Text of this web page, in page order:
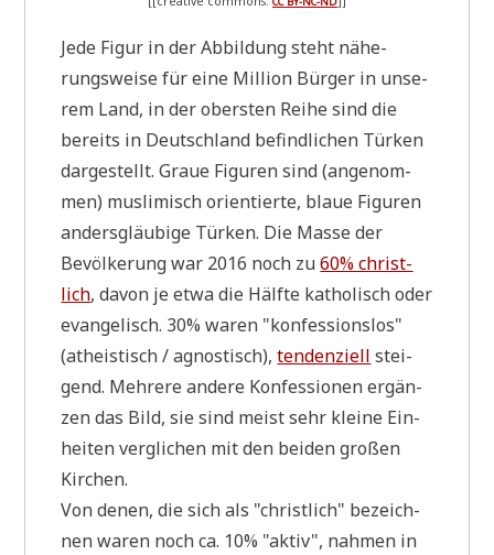
Jede Figur in der Abbil­dung steht nähe­
rungs­wei­se für eine Mil­li­on Bür­ger in unse­
rem Land, in der ober­sten Rei­he sind die
bereits in Deutsch­land befind­li­chen Tür­ken
dar­ge­stellt. Graue Figu­ren sind (ange­nom­
men) mus­li­misch ori­en­tier­te, blaue Figu­ren
anders­gläu­bi­ge Tür­ken. Die Mas­se der
Bevöl­ke­rung war 2016 noch zu60% christ­
lich, davon je etwa die Hälf­te katho­lisch oder
evan­ge­lisch. 30% waren "kon­fes­si­ons­los"
(athe­istisch / agno­stisch),ten­den­zi­ell stei­
gend. Meh­re­re ande­re Kon­fes­sio­nen ergän­
zen das Bild, sie sind meist sehr klei­ne Ein­
hei­ten ver­gli­chen mit den bei­den gro­ßen
Kirchen.
Von denen, die sich als "christ­lich" bezeich­
nen waren noch ca. 10% "aktiv", nah­men in